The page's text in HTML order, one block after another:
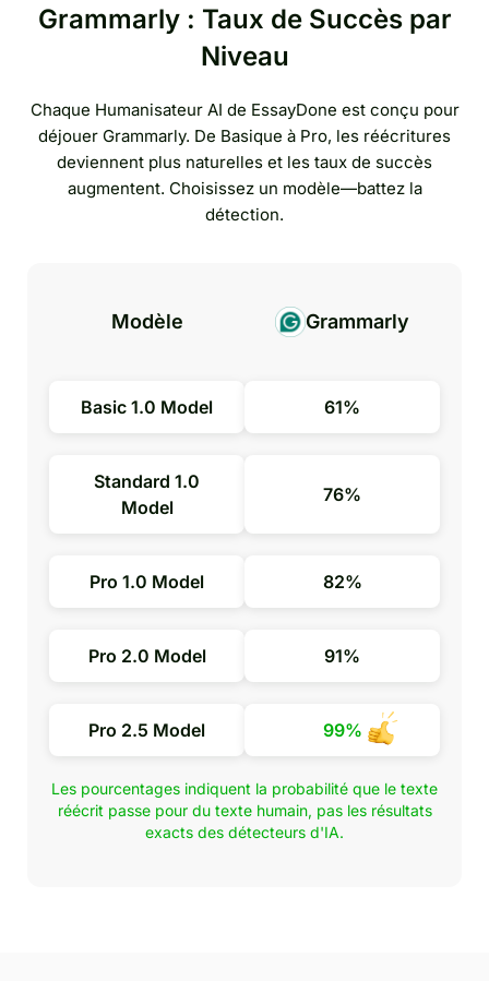
Grammarly : Taux de Succès par
Niveau
Chaque Humanisateur AI de EssayDone est conçu pour
déjouer Grammarly. De Basique à Pro, les réécritures
deviennent plus naturelles et les taux de succès
augmentent. Choisissez un modèle—battez la
détection.
Modèle Grammarly
Basic 1.0 Model 61%
Standard 1.0
Model
76%
Pro 1.0 Model 82%
Pro 2.0 Model 91%
Pro 2.5 Model 99%
Les pourcentages indiquent la probabilité que le texte
réécrit passe pour du texte humain, pas les résultats
exacts des détecteurs d'IA.